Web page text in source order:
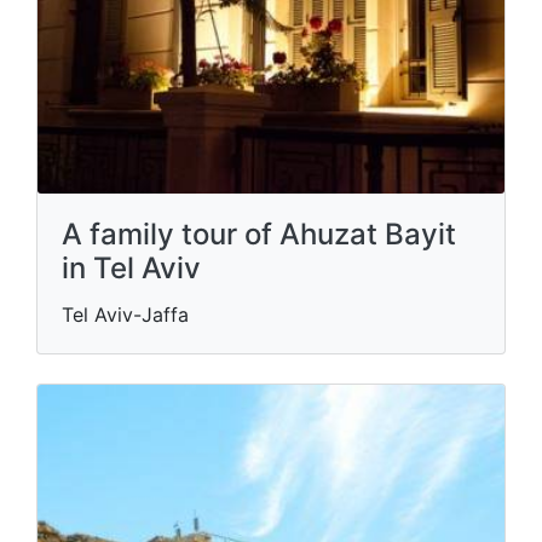
A family tour of Ahuzat Bayit
in Tel Aviv
Tel Aviv-Jaffa